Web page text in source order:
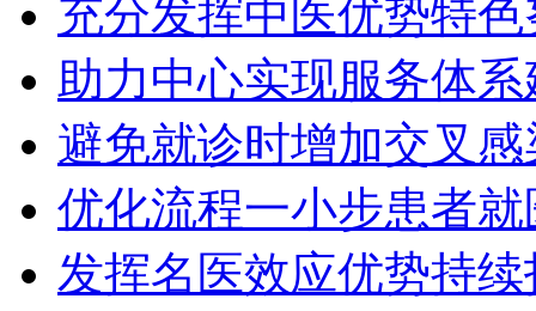
充分发挥中医优势特色
助力中心实现服务体系
避免就诊时增加交叉感
优化流程一小步患者就
发挥名医效应优势持续